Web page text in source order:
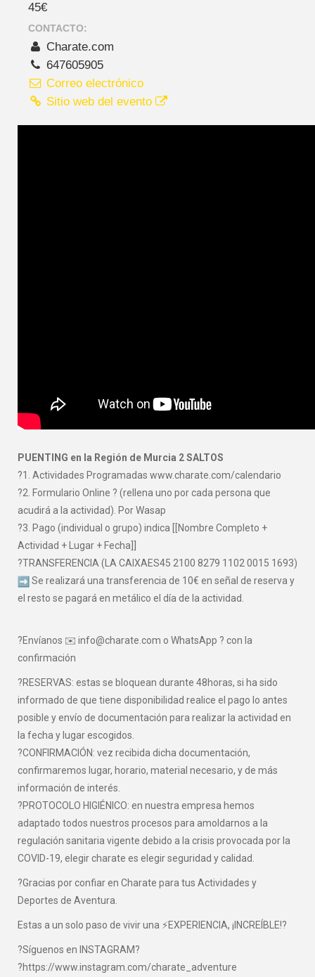
45€
CONTACTO:
Charate.com
647605905
Correo electrónico
Sitio web del evento
PUENTING en la Región de Murcia 2 SALTOS
?1. Actividades Programadas www.charate.com/calendario
?2. Formulario Online ? (rellena uno por cada persona que
acudirá a la actividad). Por Wasap
?3. Pago (individual o grupo) indica [[Nombre Completo +
Actividad + Lugar + Fecha]]
?TRANSFERENCIA (LA CAIXAES45 2100 8279 1102 0015 1693)
Se realizará una transferencia de 10€ en señal de reserva y
el resto se pagará en metálico el día de la actividad.
?Envíanos ✉️ info@charate.com o WhatsApp ? con la
confirmación
?RESERVAS: estas se bloquean durante 48horas, si ha sido
informado de que tiene disponibilidad realice el pago lo antes
posible y envío de documentación para realizar la actividad en
la fecha y lugar escogidos.
?CONFIRMACIÓN: vez recibida dicha documentación,
confirmaremos lugar, horario, material necesario, y de más
información de interés.
?PROTOCOLO HIGIÉNICO: en nuestra empresa hemos
adaptado todos nuestros procesos para amoldarnos a la
regulación sanitaria vigente debido a la crisis provocada por la
COVID-19, elegir charate es elegir seguridad y calidad.
?Gracias por confiar en Charate para tus Actividades y
Deportes de Aventura.
Estas a un solo paso de vivir una ⚡EXPERIENCIA, ¡INCREÍBLE!?
?Síguenos en INSTAGRAM?
?https://www.instagram.com/charate_adventure